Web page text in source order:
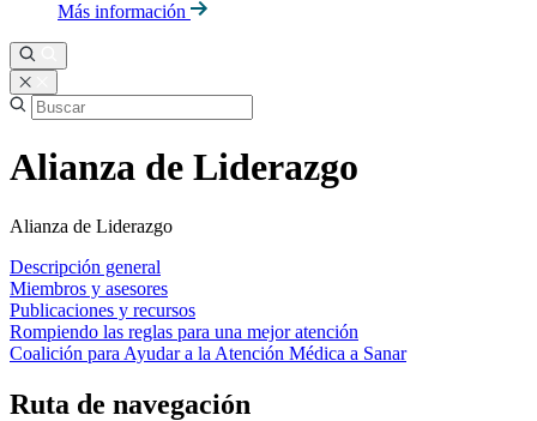
Más información
Alianza de Liderazgo
Alianza de Liderazgo
Descripción general
Miembros y asesores
Publicaciones y recursos
Rompiendo las reglas para una mejor atención
Coalición para Ayudar a la Atención Médica a Sanar
Ruta de navegación